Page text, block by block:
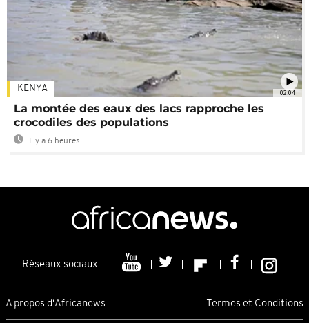
02:04
KENYA
La montée des eaux des lacs rapproche les
crocodiles des populations
Il y a 6 heures
Réseaux sociaux
A propos d'Africanews Termes et Conditions